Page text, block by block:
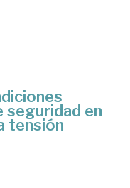
seguridad en
tensión